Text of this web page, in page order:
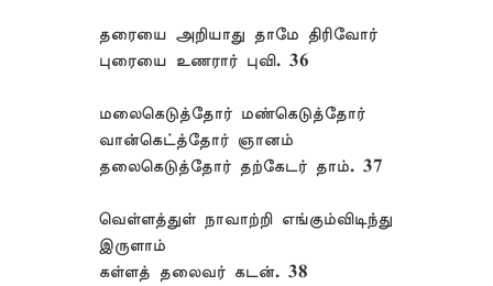
தரையை அறியாது தாமே திரிவோர்
புரையை உணரார் புவி. 36
மலைகெடுத்தோர் மண்கெடுத்தோர்
வான்கெட்த்தோர் ஞானம்
தலைகெடுத்தோர் தற்கேடர் தாம். 37
வெள்ளத்துள் நாவாற்றி எங்கும்விடிந்து
இருளாம்
கள்ளத் தலைவர் கடன். 38